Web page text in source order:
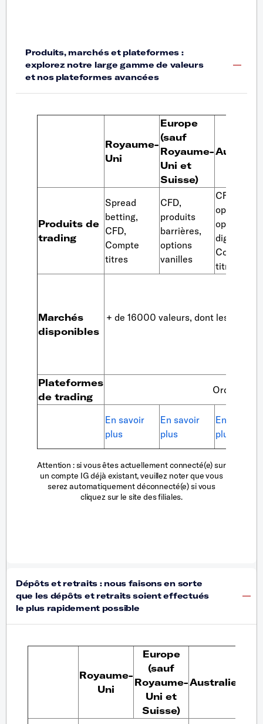
Royaume-
Uni
Europe
(sauf
Royaume-
Uni et
Suisse)
Australie
Produits de
trading
Spread
betting,
CFD,
Compte
titres
CFD,
produits
barrières,
options
vanilles
CFD (dont
options,
options
digitales),
Compte
titres
Marchés
disponibles
+ de 16000 valeurs, dont les
Plateformes
de trading
En savoir
plus
En savoir
plus
En savoir
plus
Attention : si vous êtes actuellement connecté(e) sur
un compte IG déjà existant, veuillez noter que vous
serez automatiquement déconnecté(e) si vous
cliquez sur le site des filiales.
Royaume-
Uni
Europe
(sauf
Royaume-
Uni et
Suisse)
Australie